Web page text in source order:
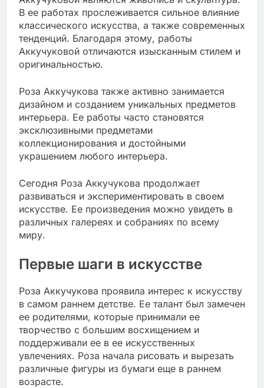
В ее работах прослеживается сильное влияние
классического искусства, а также современных
тенденций. Благодаря этому, работы
Аккучуковой отличаются изысканным стилем и
оригинальностью.
Роза Аккучукова также активно занимается
дизайном и созданием уникальных предметов
интерьера. Ее работы часто становятся
эксклюзивными предметами
коллекционирования и достойными
украшением любого интерьера.
Сегодня Роза Аккучукова продолжает
развиваться и экспериментировать в своем
искусстве. Ее произведения можно увидеть в
различных галереях и собраниях по всему
миру.
Первые шаги в искусстве
Роза Аккучукова проявила интерес к искусству
в самом раннем детстве. Ее талант был замечен
ее родителями, которые принимали ее
творчество с большим восхищением и
поддерживали ее в ее искусственных
увлечениях. Роза начала рисовать и вырезать
различные фигуры из бумаги еще в раннем
возрасте.